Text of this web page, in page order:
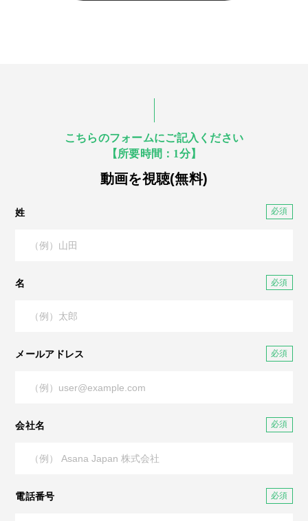
こちらのフォームにご記入ください
【所要時間：1分】
動画を視聴(無料)
姓
名
メールアドレス
会社名
電話番号